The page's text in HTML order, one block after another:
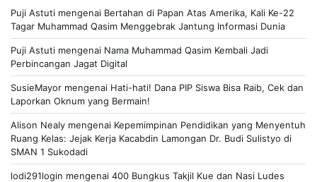
Puji Astuti mengenai Bertahan di Papan Atas Amerika, Kali Ke-22
Tagar Muhammad Qasim Menggebrak Jantung Informasi Dunia
Puji Astuti mengenai Nama Muhammad Qasim Kembali Jadi
Perbincangan Jagat Digital
SusieMayor mengenai Hati-hati! Dana PIP Siswa Bisa Raib, Cek dan
Laporkan Oknum yang Bermain!
Alison Nealy mengenai Kepemimpinan Pendidikan yang Menyentuh
Ruang Kelas: Jejak Kerja Kacabdin Lamongan Dr. Budi Sulistyo di
SMAN 1 Sukodadi
lodi291login mengenai 400 Bungkus Takjil Kue dan Nasi Ludes